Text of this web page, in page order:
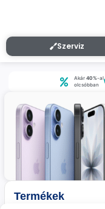
Szerviz
Akár40%-al
olcsóbban
Termékek